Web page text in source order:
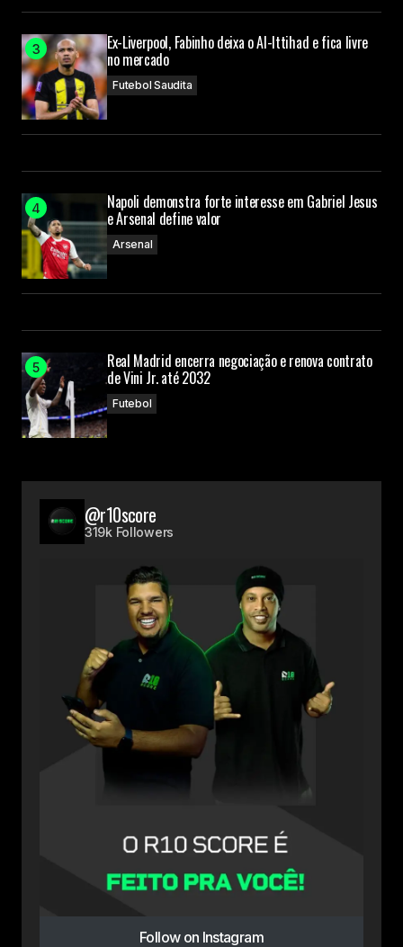
Ex-Liverpool, Fabinho deixa o Al-Ittihad e fica livre
no mercado
Futebol Saudita
Napoli demonstra forte interesse em Gabriel Jesus
e Arsenal define valor
Arsenal
Real Madrid encerra negociação e renova contrato
de Vini Jr. até 2032
Futebol
@r10score
319k Followers
Follow on Instagram